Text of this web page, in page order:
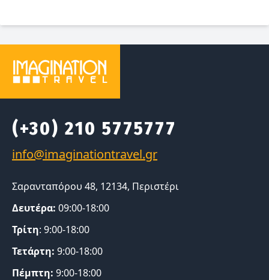
(+30) 210 5775777
Σαρανταπόρου 48, 12134, Περιστέρι
Δευτέρα: 09:00-18:00
Τρίτη: 9:00-18:00
Τετάρτη: 9:00-18:00
Πέμπτη: 9:00-18:00